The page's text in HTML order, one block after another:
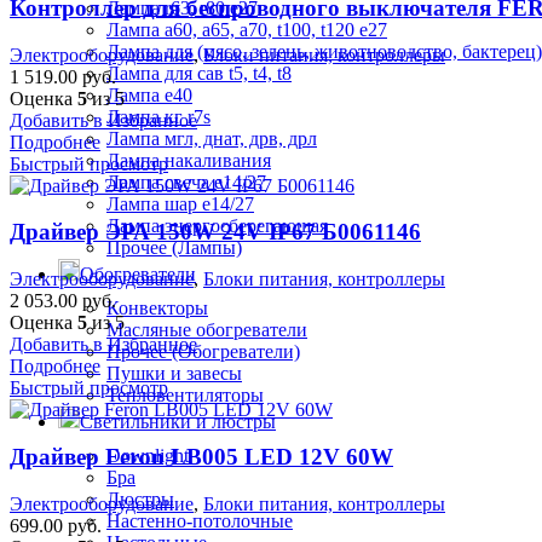
Лампа r63, r80 е27
Лампа а60, а65, а70, t100, t120 е27
Лампа для (мясо, зелень, животноводство, бактерец)
Лампа для сав t5, t4, t8
Лампа е40
Лампа кг r7s
Лампа мгл, днат, дрв, дрл
Лампа накаливания
Лампа свеча е14/27
Лампа шар е14/27
Лампа энергосберегающая
Прочее (Лампы)
Обогреватели
Конвекторы
Масляные обогреватели
Прочее (Обогреватели)
Пушки и завесы
Тепловентиляторы
Светильники и люстры
Downlight
Бра
Люстры
Настенно-потолочные
Контроллер для беспроводного выключателя
Электрооборудование,Блоки питания, контроллеры
1 519.00 руб.
Оценка 5из 5
Добавить в Избранное
Подробнее
Быстрый просмотр
Драйвер ЭРА 150W 24V IP67 Б0061146
Электрооборудование, Блоки питания, контроллеры
2 053.00 руб.
Оценка 5из 5
Добавить в Избранное
Подробнее
Быстрый просмотр
Драйвер Feron LB005 LED 12V 60W
Электрооборудование, Блоки питания, контроллеры
699.00 руб.